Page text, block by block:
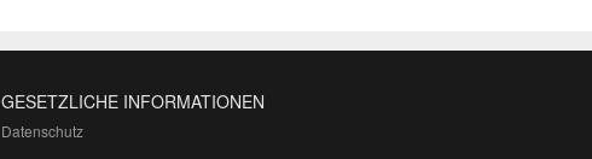
GESETZLICHE INFORMATIONEN
Datenschutz